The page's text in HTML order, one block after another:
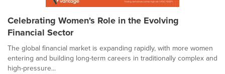
Celebrating Women's Role in the Evolving
Financial Sector
The global financial market is expanding rapidly, with more women
entering and building long-term careers in traditionally complex and
high-pressure...